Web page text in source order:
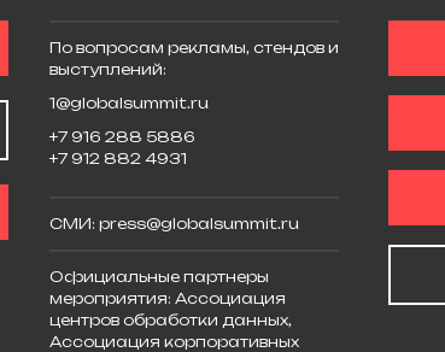
По вопросам рекламы, стендов и
выступлений:
1@globalsummit.ru
+7 916 288 5886
+7 912 882 4931
СМИ: press@globalsummit.ru
Официальные партнеры
мероприятия: Ассоциация
центров обработки данных,
Ассоциация корпоративных